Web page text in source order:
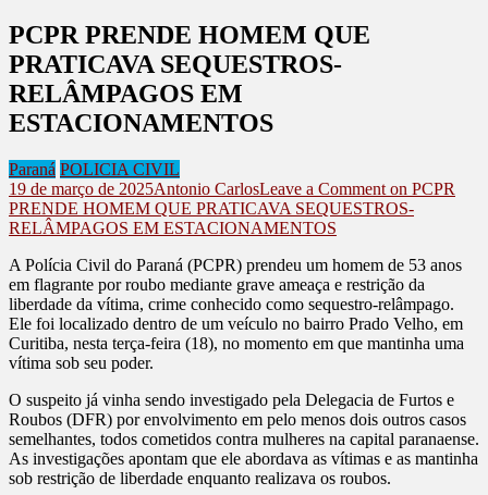
PCPR PRENDE HOMEM QUE
PRATICAVA SEQUESTROS-
RELÂMPAGOS EM
ESTACIONAMENTOS
Paraná POLICIA CIVIL
19 de março de 2025Antonio CarlosLeave a Comment on PCPR
PRENDE HOMEM QUE PRATICAVA SEQUESTROS-
RELÂMPAGOS EM ESTACIONAMENTOS
A Polícia Civil do Paraná (PCPR) prendeu um homem de 53 anos
em flagrante por roubo mediante grave ameaça e restrição da
liberdade da vítima, crime conhecido como sequestro-relâmpago.
Ele foi localizado dentro de um veículo no bairro Prado Velho, em
Curitiba, nesta terça-feira (18), no momento em que mantinha uma
vítima sob seu poder.
O suspeito já vinha sendo investigado pela Delegacia de Furtos e
Roubos (DFR) por envolvimento em pelo menos dois outros casos
semelhantes, todos cometidos contra mulheres na capital paranaense.
As investigações apontam que ele abordava as vítimas e as mantinha
sob restrição de liberdade enquanto realizava os roubos.